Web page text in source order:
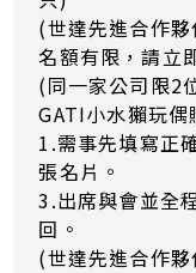
(世達先進合作
名額有限，請立
(同一家公司限2
GATI小水獺玩偶
1.需事先填寫正
張名片。
3.出席與會並全
回。
(世達先進合作